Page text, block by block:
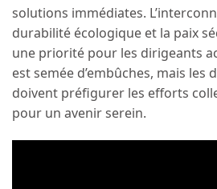
solutions immédiates.
durabilité écologique et la paix
une priorité pour les dirigeants
est semée d’embûches, mais les
doivent préfigurer les efforts
pour un avenir serein.